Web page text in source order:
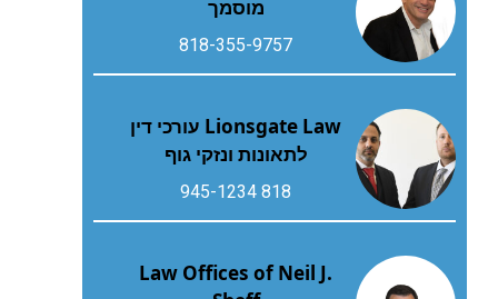
מוסמך
818-355-9757
Lionsgate Law עורכי דין
לתאונות ונזקי גוף
818 945-1234
Law Offices of Neil J.